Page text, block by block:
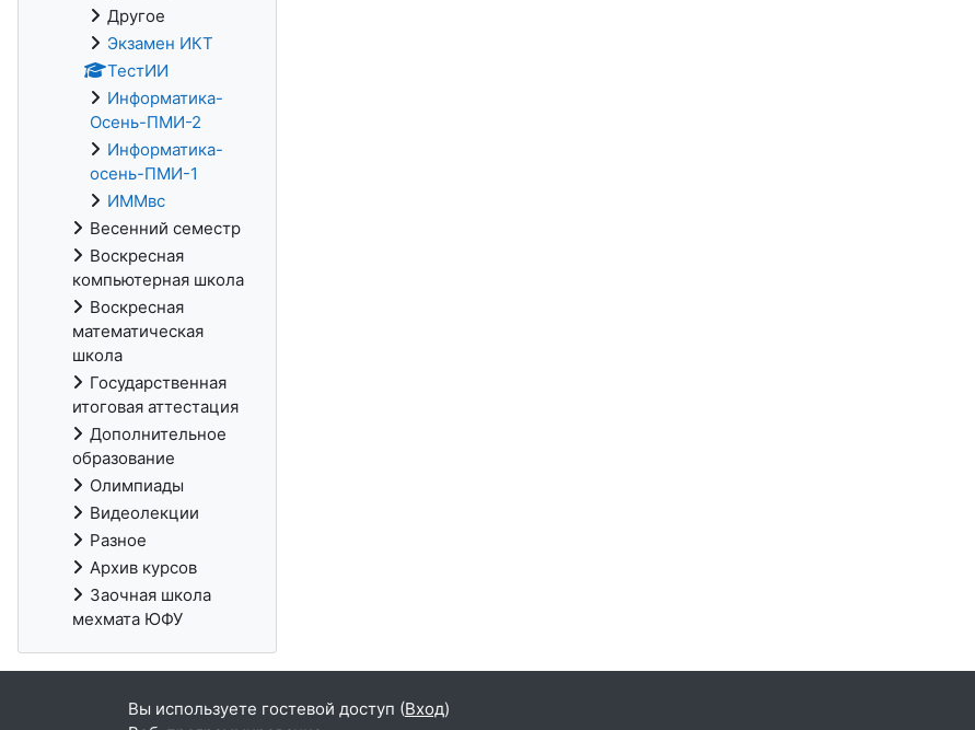
Другое
Экзамен ИКТ
ТестИИ
Информатика-
Осень-ПМИ-2
Информатика-
осень-ПМИ-1
ИММвс
Весенний семестр
Воскресная
компьютерная школа
Воскресная
математическая
школа
Государственная
итоговая аттестация
Дополнительное
образование
Олимпиады
Видеолекции
Разное
Архив курсов
Заочная школа
мехмата ЮФУ
Вы используете гостевой доступ (Вход)